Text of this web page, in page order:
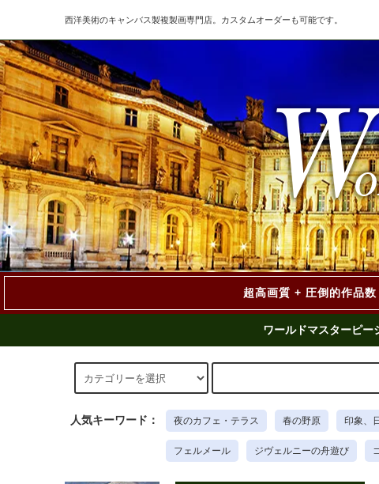
西洋美術のキャンバス製複製画専門店。カスタムオーダーも可能です。
超高画質 + 圧倒的作品
ワールドマスターピー
人気キーワード： 夜のカフェ・テラス 春の野原 印象、
フェルメール ジヴェルニーの舟遊び